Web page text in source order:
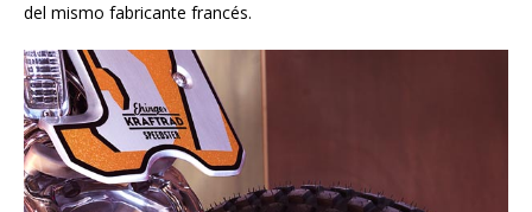
del mismo fabricante francés.